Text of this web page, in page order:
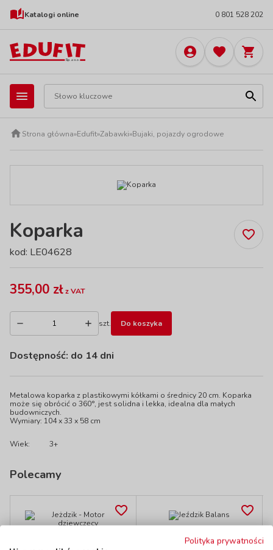
Katalogi online 0 801 528 202
Strona główna»Edufit»Zabawki»Bujaki, pojazdy ogrodowe
Koparka
kod: LE04628
355,00 złz VAT
szt. Do koszyka
Dostępność: do 14 dni
Metalowa koparka z plastikowymi kółkami o średnicy 20 cm. Koparka
może się obrócić o 360°, jest solidna i lekka, idealna dla małych
budowniczych.
Wymiary: 104 x 33 x 58 cm
Wiek: 3+
Polecamy
kod: DH163
Polityka prywatności